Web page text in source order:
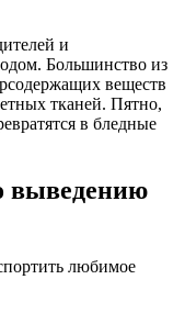
и
Большинство из
веществ
тканей. Пятно,
в бледные
выведению
любимое